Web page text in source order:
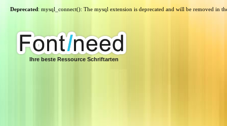
Deprecated: mysql_connect(): The mysql extension is deprecated and will be removed in
Ihre beste Ressource Schriftarten